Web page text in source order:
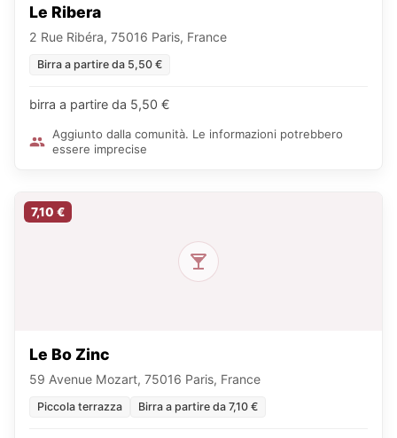
Le Ribera
2 Rue Ribéra, 75016 Paris, France
Birra a partire da 5,50 €
birra a partire da 5,50 €
Aggiunto dalla comunità. Le informazioni potrebbero
essere imprecise
7,10 €
Le Bo Zinc
59 Avenue Mozart, 75016 Paris, France
Piccola terrazza Birra a partire da 7,10 €